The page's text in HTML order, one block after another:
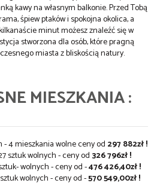
kawy na własnym balkonie. Przed Tobą
śpiew ptaków i spokojna okolica, a
minut możesz znaleźć się w
stworzona dla osób, które pragną
miasta z bliskością natury.
MIESZKANIA :
- 4 mieszkania wolne ceny od 297 882zł !
sztuk wolnych - ceny od326 796zł !
wolnych - ceny od -476 426,40zł !
wolnych - ceny od -570 549,00zł !